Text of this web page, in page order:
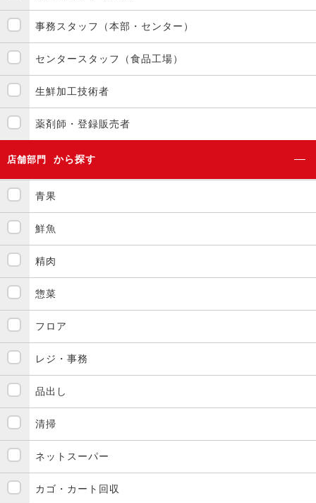
事務スタッフ（本部・センター）
センタースタッフ（食品工場）
生鮮加工技術者
薬剤師・登録販売者
店舗部門 から探す
青果
鮮魚
精肉
惣菜
フロア
レジ・事務
品出し
清掃
ネットスーパー
カゴ・カート回収